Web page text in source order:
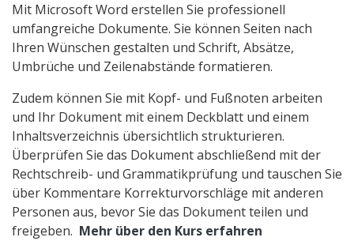
Mit Microsoft Word erstellen Sie professionell
umfangreiche Dokumente. Sie können Seiten nach
Ihren Wünschen gestalten und Schrift, Absätze,
Umbrüche und Zeilenabstände formatieren.
Zudem können Sie mit Kopf- und Fußnoten arbeiten
und Ihr Dokument mit einem Deckblatt und einem
Inhaltsverzeichnis übersichtlich strukturieren.
Überprüfen Sie das Dokument abschließend mit der
Rechtschreib- und Grammatikprüfung und tauschen Sie
über Kommentare Korrekturvorschläge mit anderen
Personen aus, bevor Sie das Dokument teilen und
freigeben. Mehr über den Kurs erfahren